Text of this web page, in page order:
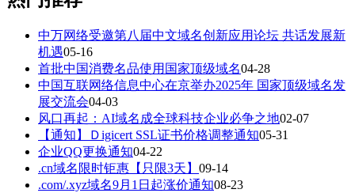
中万网络受邀第八届中文域名创新应用论坛 共话发展新
机遇05-16
首批中国消费名品使用国家顶级域名04-28
中国互联网络信息中心在京举办2025年 国家顶级域名发
展交流会04-03
风口再起：AI域名成全球科技企业必争之地02-07
【通知】Ｄigicert SSL证书价格调整通知05-31
企业QQ更换通知04-22
.cn域名限时钜惠【只限3天】 09-14
.com/.xyz域名9月1日起涨价通知08-23